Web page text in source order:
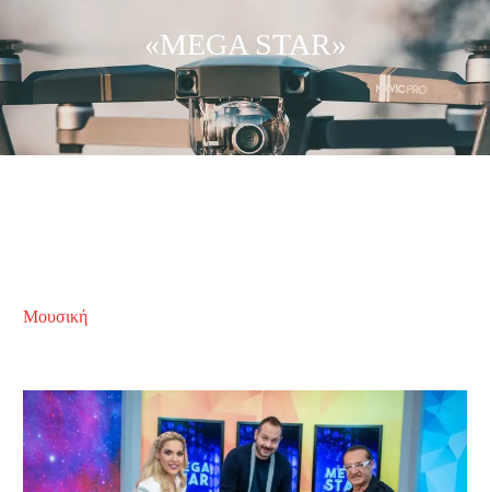
«MEGA STAR»
Μουσική